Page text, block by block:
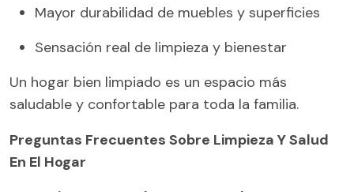
Mayor durabilidad de muebles y superficies
Sensación real de limpieza y bienestar
Un hogar bien limpiado es un espacio más
saludable y confortable para toda la familia.
Preguntas Frecuentes Sobre Limpieza Y Salud
En El Hogar